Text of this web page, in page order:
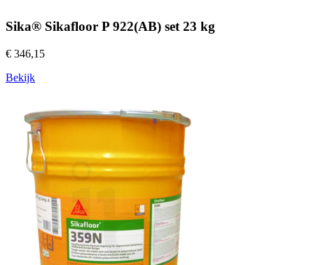
Sika® Sikafloor P 922(AB) set 23 kg
€ 346,15
Bekijk